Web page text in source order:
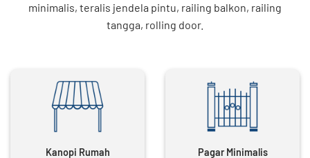
minimalis, teralis jendela pintu, railing balkon, railing
tangga, rolling door.
Kanopi Rumah Pagar Minimalis